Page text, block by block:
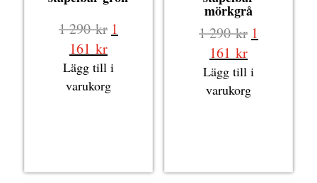
1 290kr Det
priset
var:
1
161 krDet
nuvarande
priset
Lägg till i
varukorg
mörkgrå
1 290kr Det
priset
var:
1
161 krDet
nuvarande
priset
Lägg till i
varukorg